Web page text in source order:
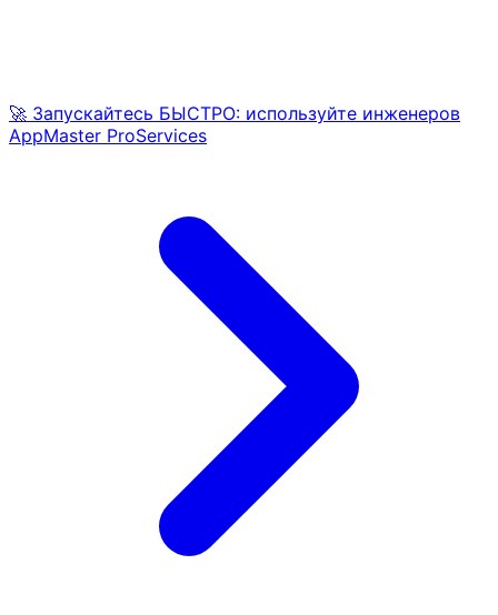
🚀 Запускайтесь БЫСТРО: используйте инженеров
AppMaster ProServices